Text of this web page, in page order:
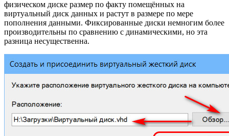
физическом диске размер по факту помещённых на
виртуальный диск данных и растут в размере по мере
пополнения данными. Фиксированные диски немногим более
производительны по сравнению с динамическими, но эта
разница несущественна.